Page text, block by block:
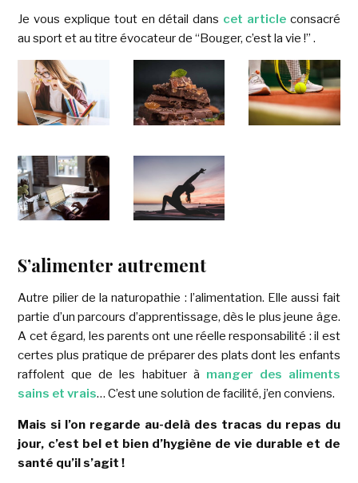
Je vous explique tout en détail dans cet articleconsacré
au sport et au titre évocateur de “Bouger, c’est la vie !” .
S’alimenter autrement
Autre pilier de la naturopathie : l’alimentation. Elle aussi fait
partie d’un parcours d’apprentissage, dès le plus jeune âge.
A cet égard, les parents ont une réelle responsabilité : il est
certes plus pratique de préparer des plats dont les enfants
raffolent que de les habituer à manger des aliments
sains et vrais… C’est une solution de facilité, j’en conviens.
Mais si l’on regarde au-delà des tracas du repas du
jour, c’est bel et bien d’hygiène de vie durable et de
santé qu’il s’agit !